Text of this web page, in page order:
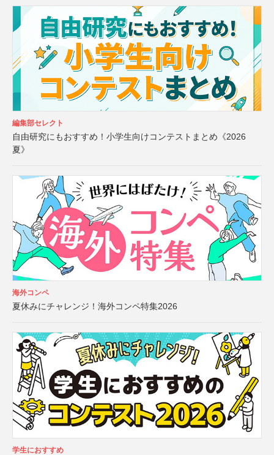
編集部セレクト
自由研究にもおすすめ！小学生向けコンテストまとめ《2026
夏》
海外コンペ
夏休みにチャレンジ！海外コンペ特集2026
学生におすすめ